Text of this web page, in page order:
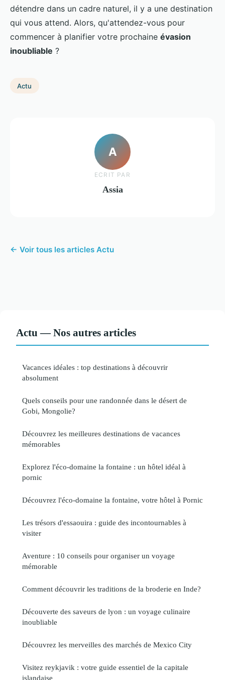
détendre dans un cadre naturel, il y a une destination
qui vous attend. Alors, qu'attendez-vous pour
commencer à planifier votre prochaine évasion
inoubliable ?
Actu
A
ECRIT PAR
Assia
← Voir tous les articles Actu
Actu — Nos autres articles
Vacances idéales : top destinations à découvrir
absolument
Quels conseils pour une randonnée dans le désert de
Gobi, Mongolie?
Découvrez les meilleures destinations de vacances
mémorables
Explorez l'éco-domaine la fontaine : un hôtel idéal à
pornic
Découvrez l'éco-domaine la fontaine, votre hôtel à Pornic
Les trésors d'essaouira : guide des incontournables à
visiter
Aventure : 10 conseils pour organiser un voyage
mémorable
Comment découvrir les traditions de la broderie en Inde?
Découverte des saveurs de lyon : un voyage culinaire
inoubliable
Découvrez les merveilles des marchés de Mexico City
Visitez reykjavik : votre guide essentiel de la capitale
islandaise